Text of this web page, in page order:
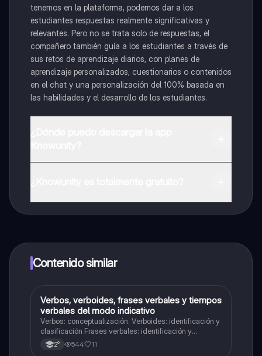
tenemos en la plataforma, podemos dar a los
estudiantes respuestas realmente significativas y
relevantes. Pero no se trata solo de respuestas, el
compañero también guía a los estudiantes a través de
sus retos de aprendizaje diarios, con planes de
aprendizaje personalizados, cuestionarios o contenidos
en el chat y una personalización del 100% basada en
las habilidades y el desarrollo de los estudiantes.
a determinadas funciones.
Contenido similar
Lengua
Verbos, verboides, frases verbales y tiempos
verbales del modo indicativo
Verbos: conceptualización. Verboides: identificación y
clasificación Frases verbales: identificación y
clasificación. tiempos verbales del modo indicativo.
Uso y estructura.
2° 544 11